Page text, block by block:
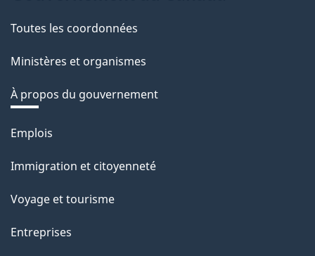
Toutes les coordonnées
Ministères et organismes
À propos du gouvernement
Thèmes
sujets
Emplois
Immigration et citoyenneté
Voyage et tourisme
Entreprises